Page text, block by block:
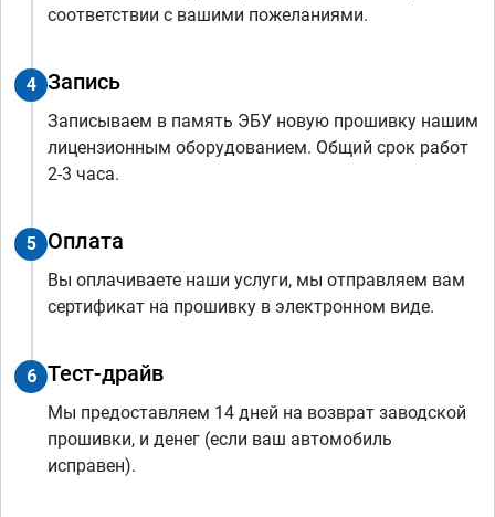
соответствии с вашими пожеланиями.
4 Запись
Записываем в память ЭБУ новую прошивку нашим
лицензионным оборудованием. Общий срок работ
2-3 часа.
5 Оплата
Вы оплачиваете наши услуги, мы отправляем вам
сертификат на прошивку в электронном виде.
6 Тест-драйв
Мы предоставляем 14 дней на возврат заводской
прошивки, и денег (если ваш автомобиль
исправен).